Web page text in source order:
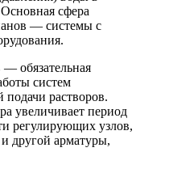
сфера
— системы с
обязательная
систем
растворов.
увеличивает период
регулирующих узлов,
другой арматуры,